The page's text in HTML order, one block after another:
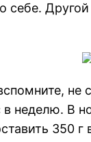
себе.
в неделю.